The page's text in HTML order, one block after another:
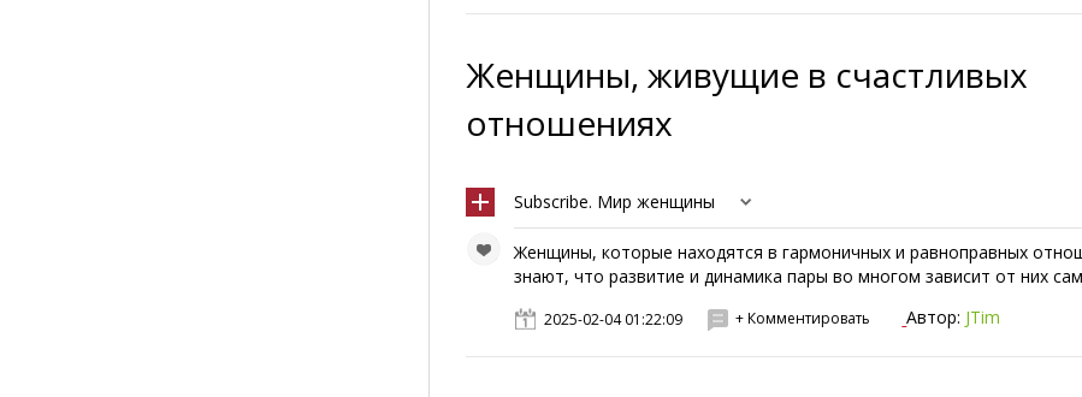
Женщины, живущие в счастливых
отношениях
Subscribe. Мир женщины
Женщины, которые находятся в гармоничных и равноправных
знают, что развитие и динамика пары во многом зависит от них
2025-02-04 01:22:09 + Комментировать Автор: JTim